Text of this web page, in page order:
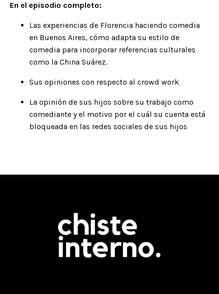
En el episodio completo:
Las experiencias de Florencia haciendo comedia
en Buenos Aires, cómo adapta su estilo de
comedia para incorporar referencias culturales
como la China Suárez.
Sus opiniones con respecto al crowd work
La opinión de sus hijos sobre su trabajo como
comediante y el motivo por el cuál su cuenta está
bloqueada en las redes sociales de sus hijos